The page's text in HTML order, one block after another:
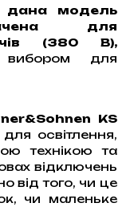
дана модель
для
(380 В),
вибором для
KS
освітлення,
технікою та
відключень
від того, чи це
чи маленьке